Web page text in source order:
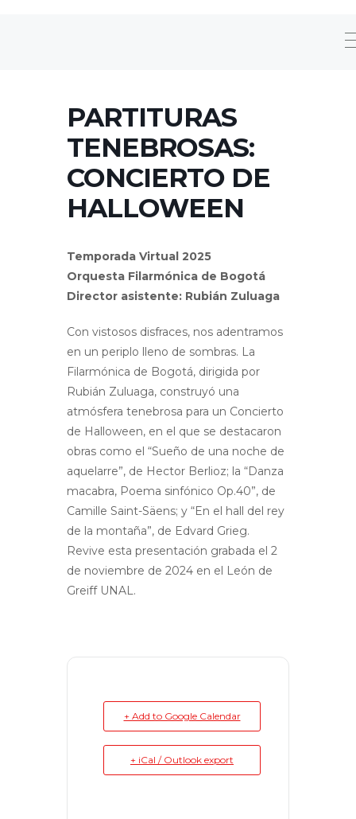
PARTITURAS
TENEBROSAS:
CONCIERTO DE
HALLOWEEN
Temporada Virtual 2025
Orquesta Filarmónica de Bogotá
Director asistente: Rubián Zuluaga
Con vistosos disfraces, nos adentramos
en un periplo lleno de sombras. La
Filarmónica de Bogotá, dirigida por
Rubián Zuluaga, construyó una
atmósfera tenebrosa para un Concierto
de Halloween, en el que se destacaron
obras como el “Sueño de una noche de
aquelarre”, de Hector Berlioz; la “Danza
macabra, Poema sinfónico Op.40”, de
Camille Saint-Säens; y “En el hall del rey
de la montaña”, de Edvard Grieg.
Revive esta presentación grabada el 2
de noviembre de 2024 en el León de
Greiff UNAL.
+ Add to Google Calendar
+ iCal / Outlook export